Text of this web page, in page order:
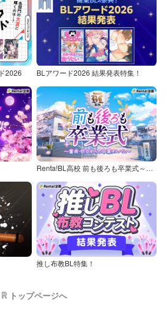
2026 BLアワード2026 結果発表特集！
Renta!BL高校 前も後ろも卒業式～童貞・処女からの卒業アルバム～
推し布教BL特集！
トップページへ